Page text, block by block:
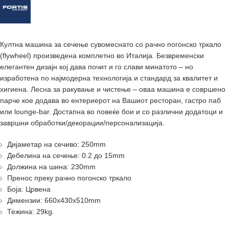
Култна машина за сечење сувомеснато со рачно погонско тркало
(flywheel) произведена комплетно во Италија. Безвременски
елегантен дизајн кој дава почит и го слави минатото – но
изработена по најмодерна технологија и стандард за квалитет и
хигиена. Лесна за ракување и чистење – оваа машина е совршено
парче кое додава во ентериерот на Вашиот ресторан, гастро паб
или lounge-bar. Достапна во повеќе бои и со различни додатоци и
завршни обработки/декорации/персонализација.
Дијаметар на сечиво: 250mm
Дебелина на сечење: 0.2 до 15mm
Должина на шина: 230mm
Пренос преку рачно погонско тркало
Боја: Црвена
Димензии: 660x430x510mm
Тежина: 29kg.